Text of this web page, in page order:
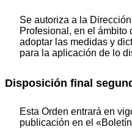
Se autoriza a la
Profesional, en el ámbito
adoptar las medidas y
para la aplicación de lo
Disposición final
Esta Orden entrará en
publicación en el